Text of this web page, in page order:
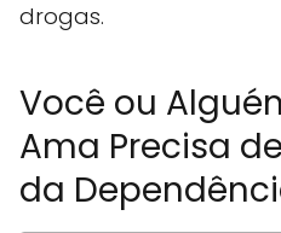
drogas.
Você ou
Ama Precisa
da